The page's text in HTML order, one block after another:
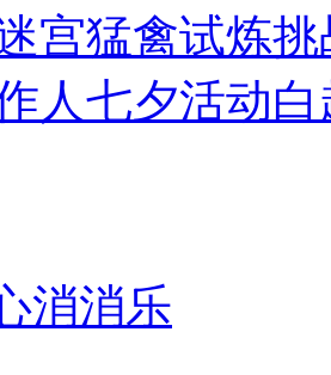
宫猛禽试炼
人七夕活动
消消乐